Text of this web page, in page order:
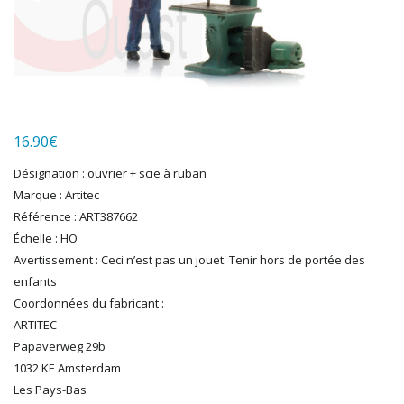
MAKETTE
MARLKIN
MKD
NOREV
NOVATEUR MODELES
PECO
PG mini
PIKO
PN SUD MODELISME
PREISER
PRINCE AUGUST
R37
16.90€
Désignation : ouvrier + scie à ruban
Marque : Artitec
Référence : ART387662
Échelle : HO
Avertissement : Ceci n’est pas un jouet. Tenir hors de portée des
enfants
Coordonnées du fabricant :
ARTITEC
Papaverweg 29b
1032 KE Amsterdam
Les Pays-Bas